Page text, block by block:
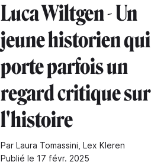
Luca Wiltgen - Un
jeune historien qui
porte parfois un
regard critique sur
l'histoire
Par Laura Tomassini, Lex Kleren
Publié le 17 févr. 2025